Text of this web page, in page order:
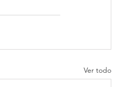
Ver todo